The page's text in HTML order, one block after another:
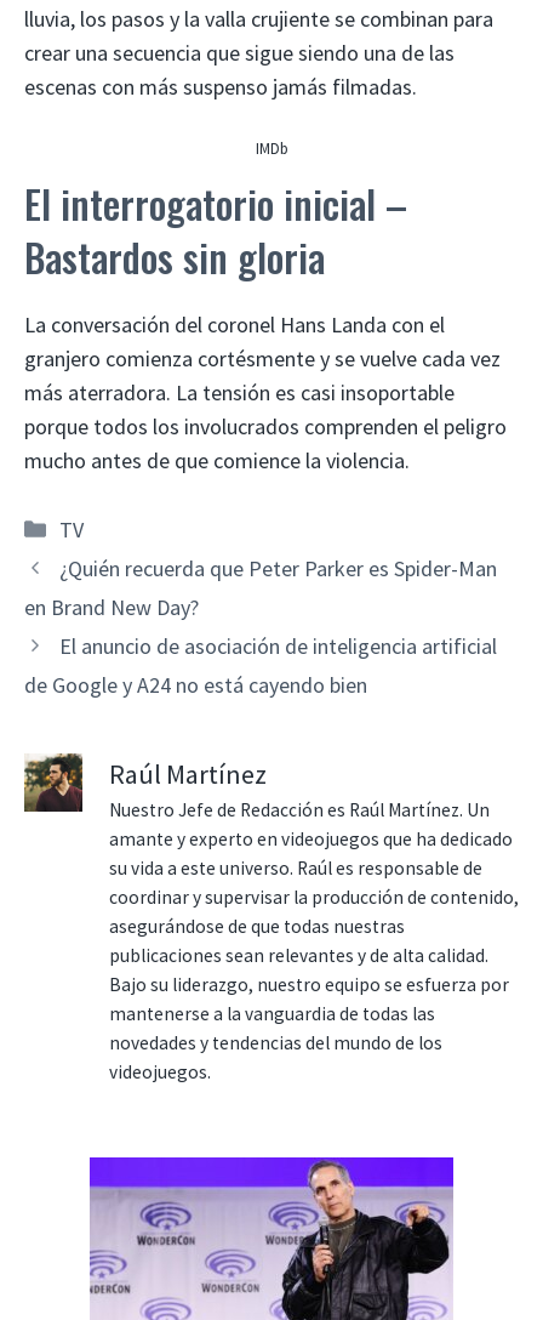
lluvia, los pasos y la valla crujiente se combinan para
crear una secuencia que sigue siendo una de las
escenas con más suspenso jamás filmadas.
IMDb
El interrogatorio inicial –
Bastardos sin gloria
La conversación del coronel Hans Landa con el
granjero comienza cortésmente y se vuelve cada vez
más aterradora. La tensión es casi insoportable
porque todos los involucrados comprenden el peligro
mucho antes de que comience la violencia.
Categorías
TV
¿Quién recuerda que Peter Parker es Spider-Man
en Brand New Day?
El anuncio de asociación de inteligencia artificial
de Google y A24 no está cayendo bien
Raúl Martínez
Nuestro Jefe de Redacción es Raúl Martínez. Un
amante y experto en videojuegos que ha dedicado
su vida a este universo. Raúl es responsable de
coordinar y supervisar la producción de contenido,
asegurándose de que todas nuestras
publicaciones sean relevantes y de alta calidad.
Bajo su liderazgo, nuestro equipo se esfuerza por
mantenerse a la vanguardia de todas las
novedades y tendencias del mundo de los
videojuegos.